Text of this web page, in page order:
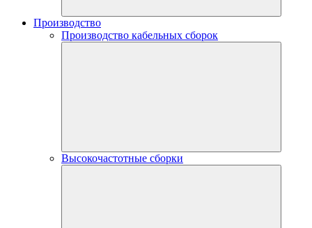
Производство
Производство кабельных сборок
Высокочастотные сборки